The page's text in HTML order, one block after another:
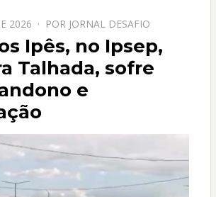
2026 POR JORNAL DESAFIO
Ipês, no Ipsep,
Talhada, sofre
e